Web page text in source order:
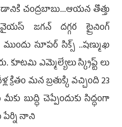
చంద్రబాబు...ఆయన తొత్తు
జగన్ దగ్గర ట్రైనింగ్
సూపర్ సిక్స్ ..షణ్ముఖ
ఎమ్మెల్యేలు స్క్రిప్ట్ లు
క్రితం మన బ్రతుక్కి వచ్చింది 23
బుద్ధి చెప్పేందుకు సిద్ధంగా
పేర్ని నాని